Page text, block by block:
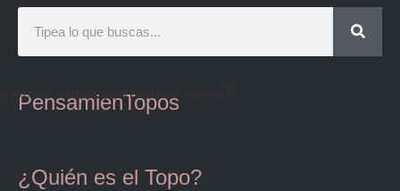
PensamienTopos
orderby="random" limit=1]
¿Quién es el Topo?